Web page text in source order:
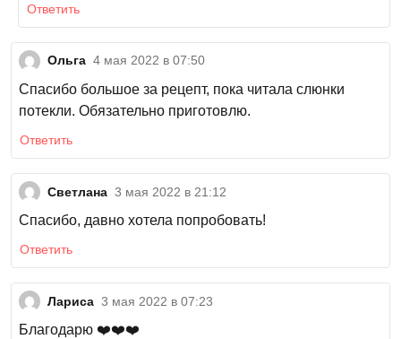
Ответить
Ольга 4 мая 2022 в 07:50
Спасибо большое за рецепт, пока читала слюнки
потекли. Обязательно приготовлю.
Ответить
Светлана 3 мая 2022 в 21:12
Спасибо, давно хотела попробовать!
Ответить
Лариса 3 мая 2022 в 07:23
Благодарю ❤️❤️❤️